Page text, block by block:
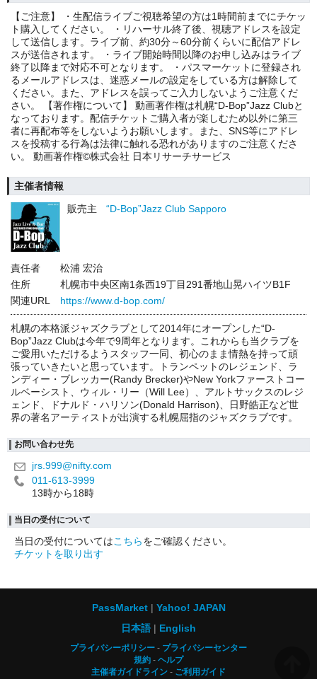
【ご注意】 ・生配信ライブご視聴希望の方は1時間前までにチケッ
ト購入してください。 ・リハーサル終了後、視聴アドレスを設定
して送信します。ライブ前、約30分～60分前くらいに配信アドレ
スが送信されます。 ・ライブ開始時間以降のお申し込みはライブ
終了以降まで対応不可となります。 ・パスマーケットに登録され
るメールアドレスは、迷惑メールの設定をしている方は解除して
ください。また、アドレスを誤ってご入力しないようご注意くだ
さい。 【著作権について】 動画著作権は札幌“D-Bop”Jazz Clubと
なっております。配信チケットご購入者が楽しむため以外に第三
者に再配布等をしないようお願いします。また、SNS等にアドレ
スを投稿する行為は法律に触れる恐れがありますのご注意くださ
い。 動画著作権©株式会社 日本リサーチサービス
主催者情報
販売主
“D-Bop”Jazz Club Sapporo
責任者
松浦 宏治
住所
札幌市中央区南1条西19丁目291番地山晃ハイツB1F
関連URL
https://www.d-bop.com/
札幌の本格派ジャズクラブとして2014年にオープンした“D-
Bop”Jazz Clubは今年で9周年となります。これからも当クラブを
ご愛用いただけるようスタッフ一同、初心のまま情熱を持って頑
張っていきたいと思っています。トランペットのレジェンド、ラ
ンディー・ブレッカー(Randy Brecker)やNew Yorkファーストコー
ルベーシスト、ウィル・リー（Will Lee）、アルトサックスのレジ
ェンド、ドナルド・ハリソン(Donald Harrison)、日野皓正など世
界の著名アーティストが出演する札幌屈指のジャズクラブです。
お問い合わせ先
jrs.999@nifty.com
011-613-3999
13時から18時
当日の受付について
当日の受付についてはこちらをご確認ください。
チケットを取り出す
PassMarket
Yahoo! JAPAN
日本語
English
プライバシーポリシー
プライバシーセンター
規約
ヘルプ
主催者ガイドライン
ご利用ガイド